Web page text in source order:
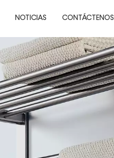
NOTICIAS CONTÁCTENOS